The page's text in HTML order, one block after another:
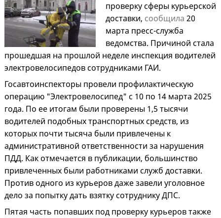
проверку сферы курьерской
доставки, сообщила 20
марта пресс-служба
ведомства. Причиной стала
прошедшая на прошлой неделе инспекция водителей
электровелосипедов сотрудниками ГАИ.
Госавтоинспекторы провели профилактическую
операцию "Электровелосипед" с 10 по 14 марта 2025
года. По ее итогам были проверены 1,5 тысячи
водителей подобных транспортных средств, из
которых почти тысяча были привлечены к
административной ответственности за нарушения
ПДД. Как отмечается в публикации, большинство
привлеченных были работниками служб доставки.
Против одного из курьеров даже завели уголовное
дело за попытку дать взятку сотруднику ДПС.
Пятая часть попавших под проверку курьеров также